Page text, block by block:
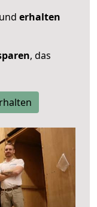
erhalten
, das